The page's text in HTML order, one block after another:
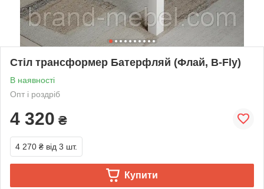
Стіл трансформер Батерфляй (Флай, B-Fly)
В наявності
Опт і роздріб
4 320 ₴
4 270 ₴ від 3 шт.
Купити